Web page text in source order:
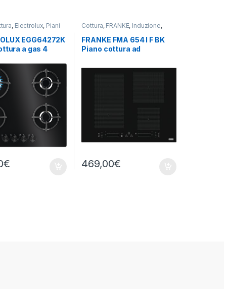
, Electrolux, Piani
EGG64272K
a gas 4
€
Cottura, FRANKE, Induzione,
FRANKE FMA 654 I F BK
Piano cottura ad
469,00€